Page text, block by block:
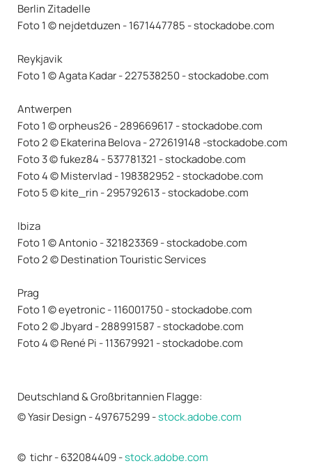
Berlin Zitadelle
Foto 1 © nejdetduzen - 1671447785 - stockadobe.com
Reykjavik
Foto 1 © Agata Kadar - 227538250 - stockadobe.com
Antwerpen
Foto 1 © orpheus26 - 289669617 - stockadobe.com
Foto 2 © Ekaterina Belova - 272619148 -stockadobe.com
Foto 3 © fukez84 - 537781321 - stockadobe.com
Foto 4 © Mistervlad - 198382952 - stockadobe.com
Foto 5 © kite_rin - 295792613 - stockadobe.com
Ibiza
Foto 1 © Antonio - 321823369 - stockadobe.com
Foto 2 © Destination Touristic Services
Prag
Foto 1 © eyetronic - 116001750 - stockadobe.com
Foto 2 © Jbyard - 288991587 - stockadobe.com
Foto 4 © René Pi - 113679921 - stockadobe.com
Deutschland & Großbritannien Flagge:
© Yasir Design - 497675299 -stock.adobe.com
© tichr - 632084409 -stock.adobe.com